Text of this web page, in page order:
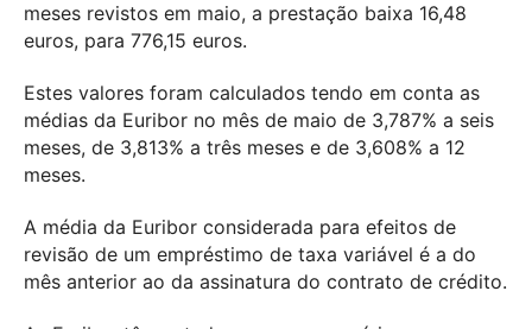
meses revistos em maio, a prestação baixa 16,48
euros, para 776,15 euros.
Estes valores foram calculados tendo em conta as
médias da Euribor no mês de maio de 3,787% a seis
meses, de 3,813% a três meses e de 3,608% a 12
meses.
A média da Euribor considerada para efeitos de
revisão de um empréstimo de taxa variável é a do
mês anterior ao da assinatura do contrato de crédito.